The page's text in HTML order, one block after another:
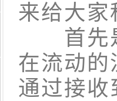
来给大
首先是
在流动的
通过接收